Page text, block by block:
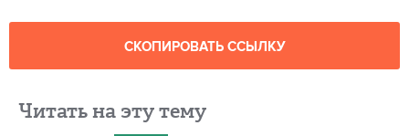
СКОПИРОВАТЬ ССЫЛКУ
Читать на эту тему